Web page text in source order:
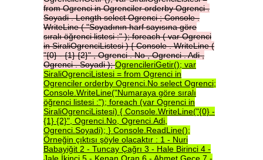
fromOgrenciinOgrencilerorderbyOgrenci.
Soyadi.LengthselectOgrenci;Console.
WriteLine("Soyadınınharfsayısınagöre
sıralıöğrencilistesi:");foreach(varOgrenci
inSiraliOgrenciListesi){Console.WriteLine(
"{0}-{1}{2}",Ogrenci.No,Ogrenci.Adi,
Ogrenci.Soyadi);OgrencileriGetir(); var
SiraliOgrenciListesi = from Ogrenci in
Ogrenciler orderby Ogrenci.No select Ogrenci;
Console.WriteLine("Numaraya göre sıralı
öğrenci listesi :"); foreach (var Ogrenci in
SiraliOgrenciListesi) { Console.WriteLine("{0} -
{1} {2}", Ogrenci.No, Ogrenci.Adi,
Ogrenci.Soyadi); } Console.ReadLine();
Örneğin çıktısı şöyle olacaktır : 1 - Nuri
Babayiğit 2 - Tuncay Çağrı 3 - Hale Birinci 4 -